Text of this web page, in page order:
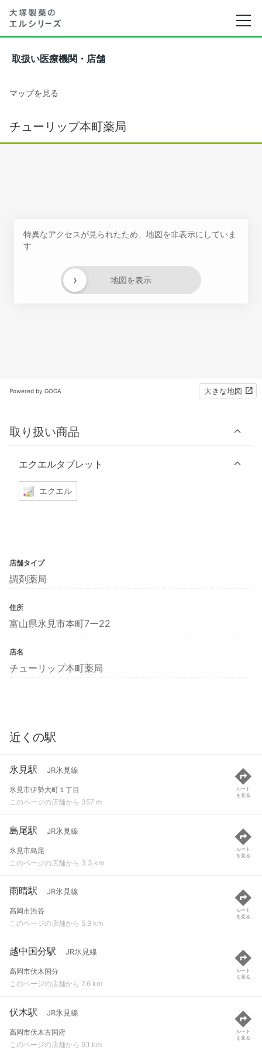
取扱い医療機関・店舗
マップを見る
チューリップ本町薬局
特異なアクセスが見られたため、地図を非表示にしていま
す
地図を表示
›
Powered by GOGA 大きな地図
取り扱い商品
エクエルタブレット
エクエル
店舗タイプ
調剤薬局
住所
富山県氷見市本町7ー22
店名
チューリップ本町薬局
近くの駅
氷見駅 JR氷見線
氷見市伊勢大町１丁目
このページの店舗から 357 m
ルート
を見る
島尾駅 JR氷見線
氷見市島尾
このページの店舗から 3.3 km
ルート
を見る
雨晴駅 JR氷見線
高岡市渋谷
このページの店舗から 5.9 km
ルート
を見る
越中国分駅 JR氷見線
高岡市伏木国分
このページの店舗から 7.6 km
ルート
を見る
伏木駅 JR氷見線
高岡市伏木古国府
このページの店舗から 9.1 km
ルート
を見る